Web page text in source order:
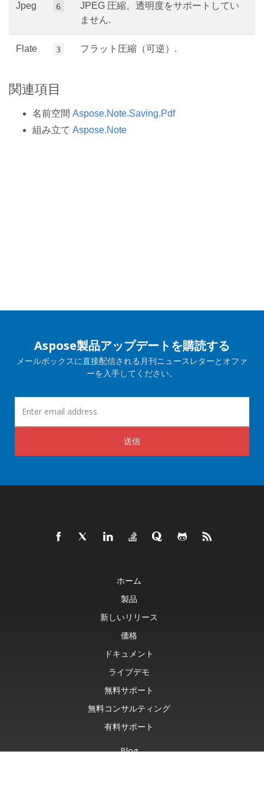
Jpeg 6
JPEG 圧縮。透明度をサポートしてい
ません.
Flate 3 フラット圧縮（可逆）.
関連項目
名前空間 Aspose.Note.Saving.Pdf
組み立て Aspose.Note
Aspose製品アップデートを購読する
メールボックスに直接配信される月刊ニュースレターとオファ
ーを入手してください。
送信
ホーム
製品
新しいリリース
価格
ドキュメント
ライブデモ
無料サポート
無料コンサルティング
有料サポート
Blog